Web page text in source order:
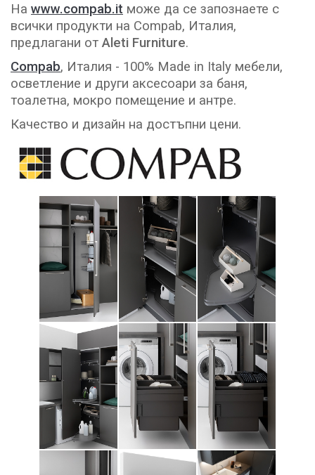
На www.compab.it може да се запознаете с
всички продукти на Compab, Италия,
предлагани от Aleti Furniture.
Compab, Италия - 100% Made in Italy мебели,
осветление и други аксесоари за баня,
тоалетна, мокро помещение и антре.
Качество и дизайн на достъпни цени.